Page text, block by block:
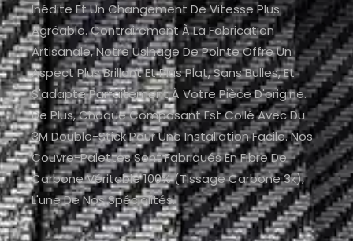
Inédite Et Un Changement De Vitesse Plus
Agréable. Contrairement À La Fabrication
Artisanale, Notre Usinage De Pointe Offre Un
Aspect Plus Brillant Et Plus Plat, Sans Bulles, Et
S'adapte Parfaitement À Votre Pièce D'origine.
De Plus, Chaque Composant Est Collé Avec Du
3M Double-Stick Pour Une Installation Facile. Nos
Couvre-Palettes Sont Fabriqués En Fibre De
Carbone Véritable 100% (tissage Carbone 3k),
L'une De Nos Spécialités.